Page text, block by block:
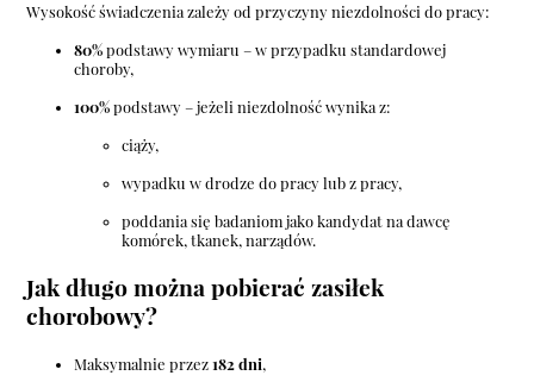
Wysokość świadczenia zależy od przyczyny niezdolności do pracy:
80%podstawy wymiaru – w przypadku standardowej
choroby,
100%podstawy – jeżeli niezdolność wynika z:
ciąży,
wypadku w drodze do pracy lub z pracy,
poddania się badaniom jako kandydat na dawcę
komórek, tkanek, narządów.
Jak długo można pobierać zasiłek
chorobowy?
Maksymalnie przez182 dni,